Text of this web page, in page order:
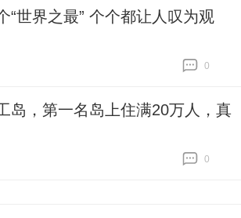
“世界之最” 个个都让人叹为观
0
岛，第一名岛上住满20万人，真
0